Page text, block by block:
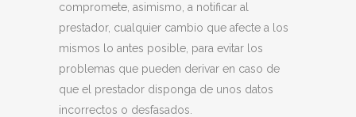
compromete, asimismo, a notificar al
prestador, cualquier cambio que afecte a los
mismos lo antes posible, para evitar los
problemas que pueden derivar en caso de
que el prestador disponga de unos datos
incorrectos o desfasados.